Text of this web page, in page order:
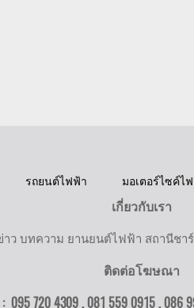
รถยนต์ไฟฟ้า มอเตอร์ไซค์ไ
เกี่ยวกับเรา
ข่าว บทความ ยานยนต์ไฟฟ้า สถานีช
ติดต่อโฆษณา
: 095 720 4309 , 081 559 0915 , 086